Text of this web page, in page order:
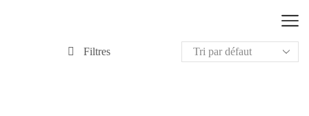
Filtres